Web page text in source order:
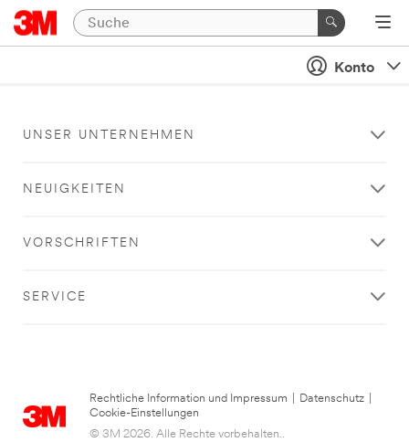
Konto
UNSER UNTERNEHMEN
NEUIGKEITEN
VORSCHRIFTEN
SERVICE
Rechtliche Information und Impressum Datenschutz
Cookie-Einstellungen
© 3M 2026. Alle Rechte vorbehalten..